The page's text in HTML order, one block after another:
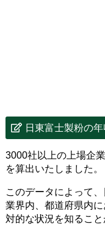
日東富士製粉の
3000社以上の上場企
を算出いたしました。
このデータによって
業界内、都道府県内
対的な状況を知ること